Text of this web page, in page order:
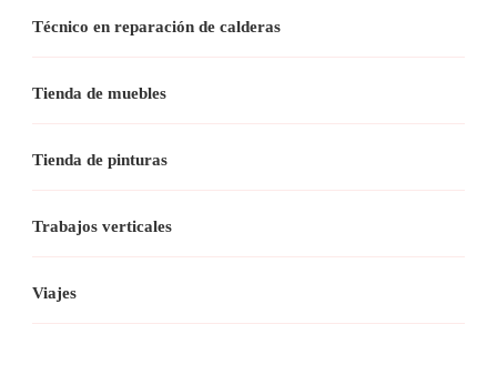
Técnico en reparación de calderas
Tienda de muebles
Tienda de pinturas
Trabajos verticales
Viajes